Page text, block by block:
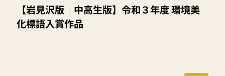
【岩見沢版｜中高生版】令和３年度 環境美
化標語入賞作品